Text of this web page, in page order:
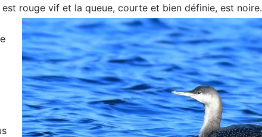
rouge vif et la queue, courte et bien définie, est noire.